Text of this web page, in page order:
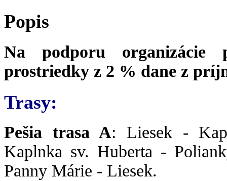
Popis
Na podporu organizácie
prostriedky z 2 % dane z
Trasy:
Pešia trasa A: Liesek -
Kaplnka sv. Huberta -
Panny Márie - Liesek.